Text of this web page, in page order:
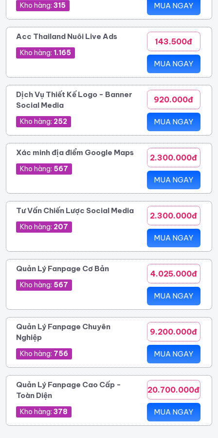
Kho hàng: 315 MUA NGAY
Acc Thailand Nuôi Live Ads
Kho hàng: 1.165
143.500đ
MUA NGAY
Dịch Vụ Thiết Kế Logo - Banner
Social Media
Kho hàng: 252
920.000đ
MUA NGAY
Xác minh địa điểm Google Maps
Kho hàng: 567
2.300.000đ
MUA NGAY
Tư Vấn Chiến Lược Social Media
Kho hàng: 207
2.300.000đ
MUA NGAY
Quản Lý Fanpage Cơ Bản
Kho hàng: 567
4.025.000đ
MUA NGAY
Quản Lý Fanpage Chuyên
Nghiệp
Kho hàng: 756
9.200.000đ
MUA NGAY
Quản Lý Fanpage Cao Cấp -
Toàn Diện
Kho hàng: 378
20.700.000đ
MUA NGAY